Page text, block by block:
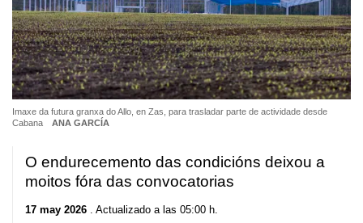
Imaxe da futura granxa do Allo, en Zas, para trasladar parte de actividade desde
Cabana
ANA GARCÍA
O endurecemento das condicións deixou a
moitos fóra das convocatorias
17 may 2026 . Actualizado a las 05:00 h.